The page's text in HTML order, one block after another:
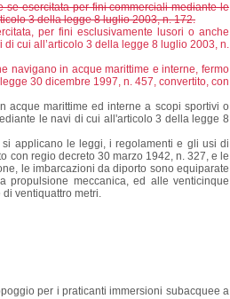
esercitata per fini commerciali mediante le
3 della legge 8 luglio 2003, n. 172.
per fini esclusivamente lusori o anche
cui all’articolo 3 della legge 8 luglio 2003, n.
navigano in acque marittime e interne, fermo
30 dicembre 1997, n. 457, convertito, con
acque marittime ed interne a scopi sportivi o
le navi di cui all'articolo 3 della legge 8
applicano le leggi, i regolamenti e gli usi di
con regio decreto 30 marzo 1942, n. 327, e le
le imbarcazioni da diporto sono equiparate
meccanica, ed alle venticinque
ventiquattro metri.
per i praticanti immersioni subacquee a